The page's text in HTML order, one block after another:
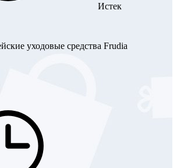
Истек
уходовые средства Frudia